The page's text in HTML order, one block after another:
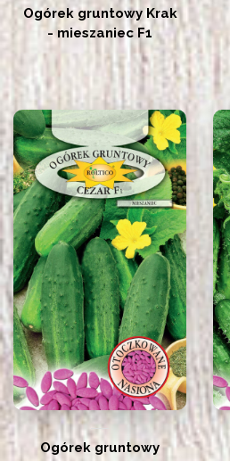
Ogórek gruntowy Krak
- mieszaniec F1
Ogórek gruntowy